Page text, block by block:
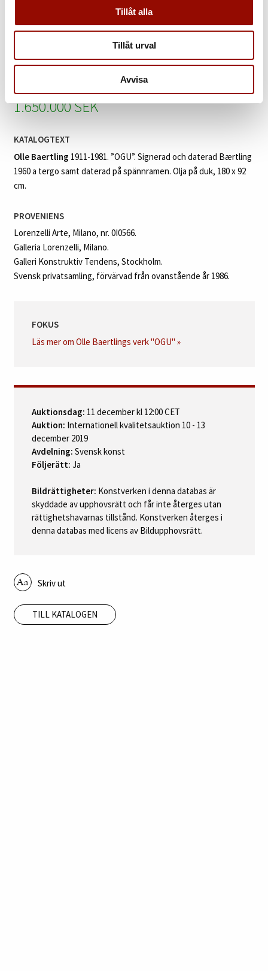
Tillåt alla
Tillåt urval
Avvisa
UTROP
1.400.000 - 1.800.000 SEK
€ 133.000 - 171.000
1.650.000 SEK
KATALOGTEXT
Olle Baertling 1911-1981. ”OGU”. Signerad och daterad Bærtling
1960 a tergo samt daterad på spännramen. Olja på duk, 180 x 92
cm.
PROVENIENS
Lorenzelli Arte, Milano, nr. 0I0566.
Galleria Lorenzelli, Milano.
Galleri Konstruktiv Tendens, Stockholm.
Svensk privatsamling, förvärvad från ovanstående år 1986.
FOKUS
Läs mer om Olle Baertlings verk "OGU" »
Auktionsdag: 11 december kl 12:00 CET
Auktion: Internationell kvalitetsauktion 10 - 13
december 2019
Avdelning: Svensk konst
Följerätt: Ja
Bildrättigheter: Konstverken i denna databas är
skyddade av upphovsrätt och får inte återges utan
rättighetshavarnas tillstånd. Konstverken återges i
denna databas med licens av Bildupphovsrätt.
Skriv ut
TILL KATALOGEN